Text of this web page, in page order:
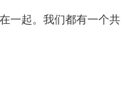
一起。我们都有一个共